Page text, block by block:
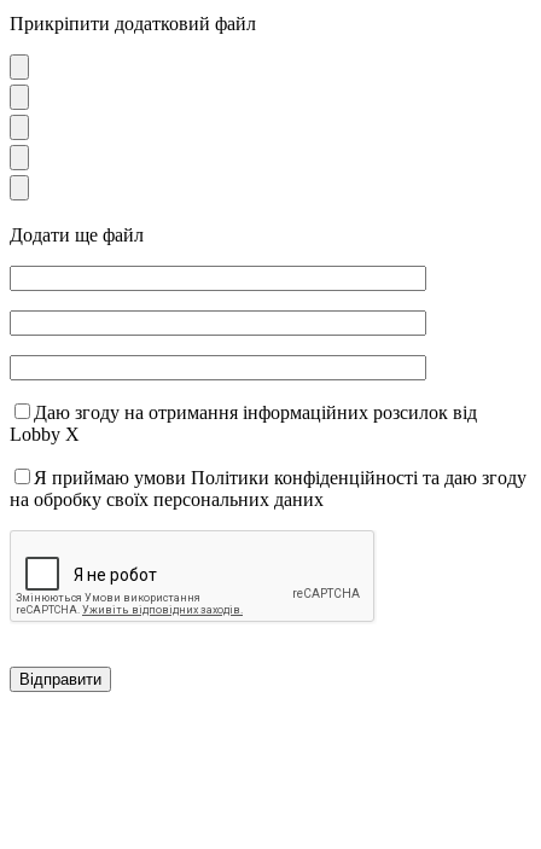
Прикріпити додатковий файл
Додати ще файл
Даю згоду на отримання інформаційних розсилок від
Lobby X
Я приймаю умови Політики конфіденційності та даю згоду
на обробку своїх персональних даних